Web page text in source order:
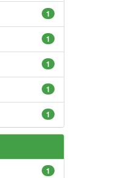
1
1
1
1
1
1